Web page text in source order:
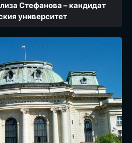
Стефанова – кандидат
университет